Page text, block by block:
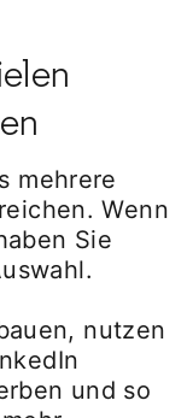
mehrere
Wenn
Sie
nutzen
und so